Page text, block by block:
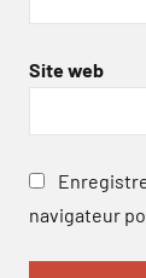
Site web
navigateur